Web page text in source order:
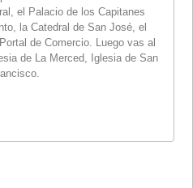
el Palacio de los Capitanes
la Catedral de San José, el
de Comercio. Luego vas al
de La Merced, Iglesia de San